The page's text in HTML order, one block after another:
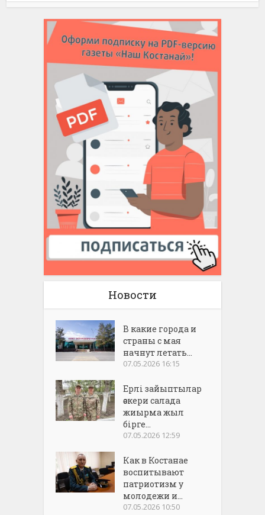
Новости
В какие города и
страны с мая
начнут летать...
07.05.2026 16:15
Ерлі зайыптылар
әскери салада
жиырма жыл
бірге...
07.05.2026 12:59
Как в Костанае
воспитывают
патриотизм у
молодежи и...
07.05.2026 10:50